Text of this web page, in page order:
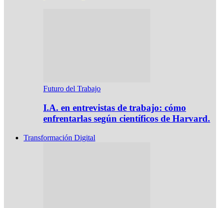
Futuro del Trabajo
I.A. en entrevistas de trabajo: cómo
enfrentarlas según científicos de Harvard.
Transformación Digital